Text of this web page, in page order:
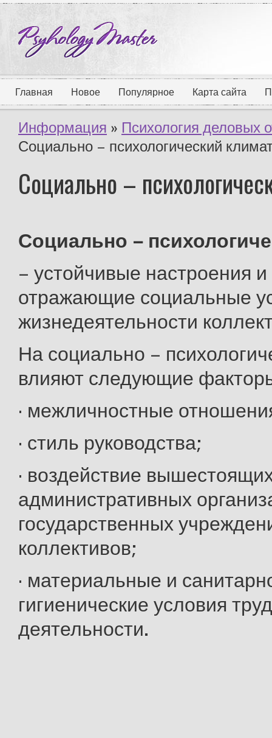
Главная Новое Популярное Карта сайта
Информация » Психология деловых
Социально – психологический
Социально –
Социально –
– устойчивые настроения
отражающие социальные
жизнедеятельности
На социально –
влияют следующие
· межличностные
· стиль руководства;
· воздействие
административных
государственных
коллективов;
· материальные и
гигиенические условия
деятельности.